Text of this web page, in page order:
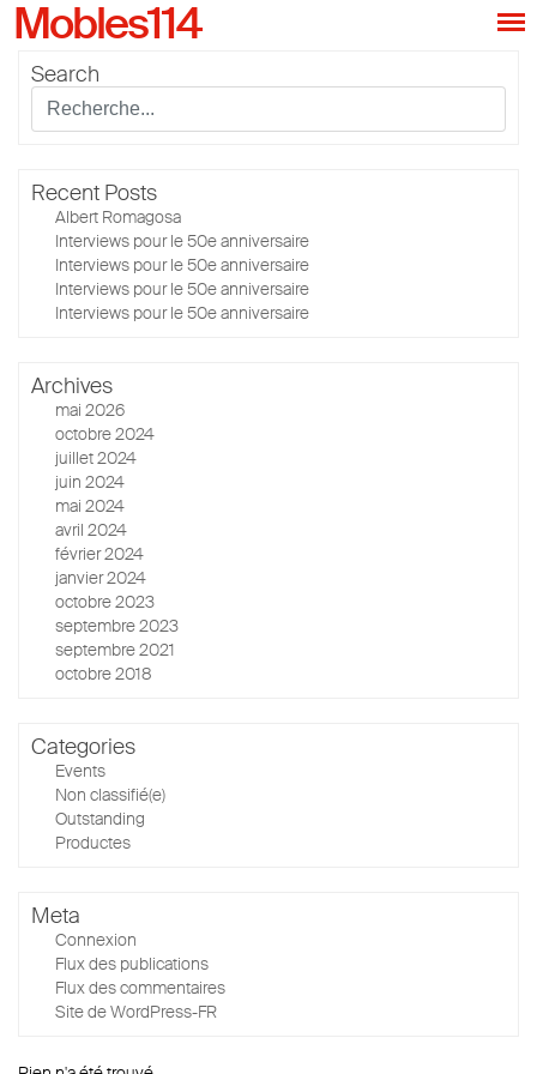
Mobles114
Search
Recent Posts
Albert Romagosa
Interviews pour le 50e anniversaire
Interviews pour le 50e anniversaire
Interviews pour le 50e anniversaire
Interviews pour le 50e anniversaire
Archives
mai 2026
octobre 2024
juillet 2024
juin 2024
mai 2024
avril 2024
février 2024
janvier 2024
octobre 2023
septembre 2023
septembre 2021
octobre 2018
Categories
Events
Non classifié(e)
Outstanding
Productes
Meta
Connexion
Flux des publications
Flux des commentaires
Site de WordPress-FR